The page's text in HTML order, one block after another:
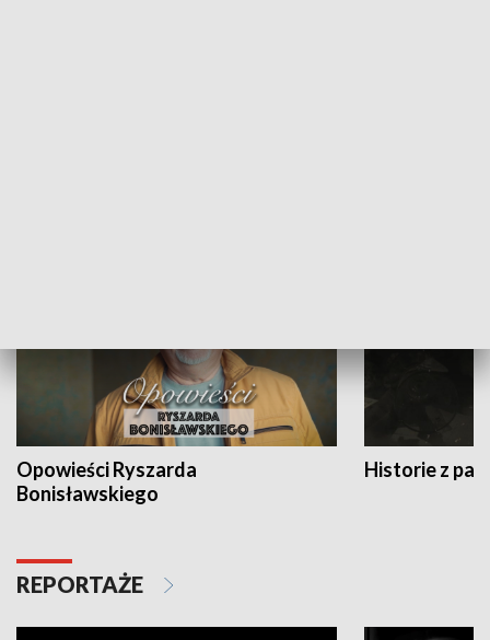
Opowieści Ryszarda
Bonisławskiego
Historie z
REPORTAŻE